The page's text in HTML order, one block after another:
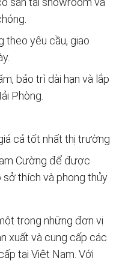
theo yêu cầu, giao
bảo trì dài hạn và lắp
Phòng.
cả tốt nhất thị trường
Cường để được
thích và phong thủy
trong những đơn vị
xuất và cung cấp các
tại Việt Nam. Với